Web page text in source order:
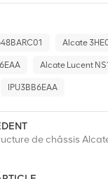
Alcate
Alcate Lucent
IPU3BB6EAA
de châssis